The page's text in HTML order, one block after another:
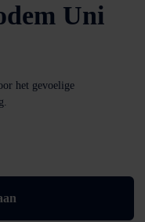
Uni
het gevoelige